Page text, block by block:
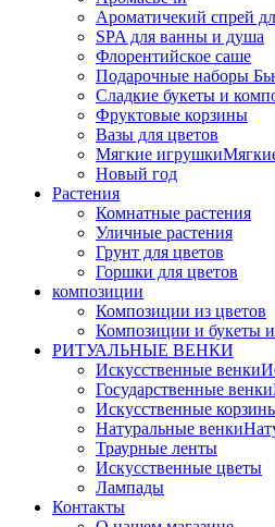
Ароматичекий спрей
SPA для ванны и душа
Флорентийское саше
Подарочные наборы
Сладкие букеты и
Фруктовые корзины
Вазы для цветов
Мягкие игрушки
Новый год
Растения
Комнатные растения
Уличные растения
Грунт для цветов
Горшки для цветов
композиции
Композиции из цветов
Композиции и букеты
РИТУАЛЬНЫЕ ВЕНКИ
Искусственные венки
Государственные венки
Искусственные
Натуральные венки
Траурные ленты
Искусственные цветы
Лампады
Контакты